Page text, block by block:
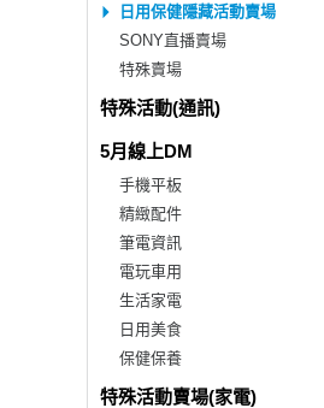
日用保健隱藏活動賣場
SONY直播賣場
特殊賣場
特殊活動(通訊)
5月線上DM
手機平板
精緻配件
筆電資訊
電玩車用
生活家電
日用美食
保健保養
特殊活動賣場(家電)